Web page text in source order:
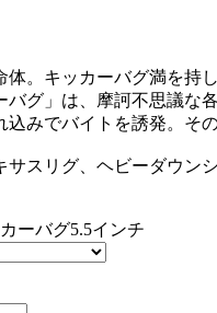
。キッカーバグ満を持
グ」は、摩訶不思議な
込みでバイトを誘発。そ
サスリグ、ヘビーダウン
ーバグ5.5インチ